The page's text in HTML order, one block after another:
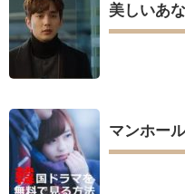
美しいあ
マンホー